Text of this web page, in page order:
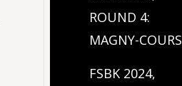
ROUND 4:
MAGNY-COURS
FSBK 2024,